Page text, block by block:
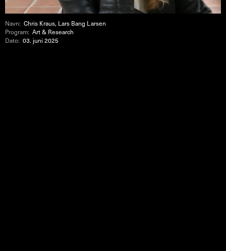
Navn:Chris Kraus, Lars Bang Larsen
Program:Art & Research
Dato:03. juni 2025